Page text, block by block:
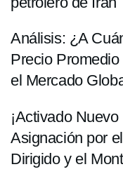
Análisis: ¿A
Precio
el Mercado
¡Activado
Asignación por
Dirigido y el